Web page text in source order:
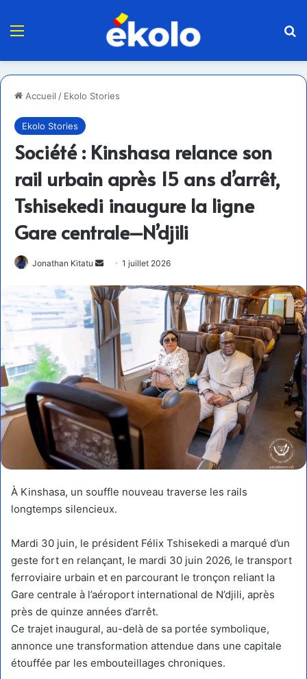
Menu
Accueil / Ekolo Stories
Ekolo Stories
Société : Kinshasa relance son
rail urbain après 15 ans d’arrêt,
Tshisekedi inaugure la ligne
Gare centrale–N’djili
Jonathan Kitatu
Envoyer
courriel
1 juillet 2026
À Kinshasa, un souffle nouveau traverse les rails
longtemps silencieux.
Mardi 30 juin, le président Félix Tshisekedi a marqué d’un
geste fort en relançant, le mardi 30 juin 2026, le transport
ferroviaire urbain et en parcourant le tronçon reliant la
Gare centrale à l’aéroport international de N’djili, après
près de quinze années d’arrêt.
Ce trajet inaugural, au-delà de sa portée symbolique,
annonce une transformation attendue dans une capitale
étouffée par les embouteillages chroniques.